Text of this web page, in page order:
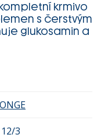
kompletní krmivo
s čerstvým
glukosamin a
3